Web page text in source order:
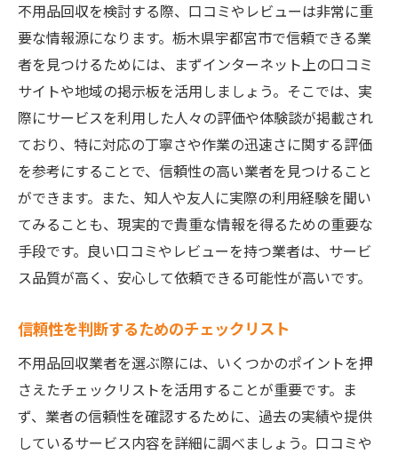
不用品回収を検討する際、口コミやレビューは非常に重
要な情報源になります。栃木県宇都宮市で信頼できる業
者を見つけるためには、まずインターネット上の口コミ
サイトや地域の掲示板を活用しましょう。そこでは、実
際にサービスを利用した人々の評価や体験談が掲載され
ており、特に対応の丁寧さや作業の迅速さに関する評価
を参考にすることで、信頼性の高い業者を見つけること
ができます。また、知人や友人に実際の利用経験を聞い
てみることも、現実的で貴重な情報を得るための重要な
手段です。良い口コミやレビューを持つ業者は、サービ
ス品質が高く、安心して依頼できる可能性が高いです。
信頼性を判断するためのチェックリスト
不用品回収業者を選ぶ際には、いくつかのポイントを押
さえたチェックリストを活用することが重要です。ま
ず、業者の信頼性を確認するために、過去の実績や提供
しているサービス内容を詳細に調べましょう。口コミや